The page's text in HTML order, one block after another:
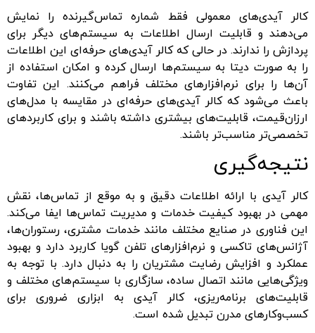
کالر آیدی‌های معمولی فقط شماره تماس‌گیرنده را نمایش
می‌دهند و قابلیت ارسال اطلاعات به سیستم‌های دیگر برای
پردازش را ندارند. در حالی که کالر آیدی‌های حرفه‌ای این اطلاعات
را به صورت دیتا به سیستم‌ها ارسال کرده و امکان استفاده از
آن‌ها را برای نرم‌افزارهای مختلف فراهم می‌کنند. این تفاوت
باعث می‌شود که کالر آیدی‌های حرفه‌ای در مقایسه با مدل‌های
ارزان‌قیمت، قابلیت‌های بیشتری داشته باشند و برای کاربردهای
تخصصی‌تر مناسب‌تر باشند.
نتیجه‌گیری
کالر آیدی با ارائه اطلاعات دقیق و به موقع از تماس‌ها، نقش
مهمی در بهبود کیفیت خدمات و مدیریت تماس‌ها ایفا می‌کند.
این فناوری در صنایع مختلف مانند خدمات مشتری، رستوران‌ها،
آژانس‌های تاکسی و نرم‌افزارهای تلفن گویا کاربرد دارد و بهبود
عملکرد و افزایش رضایت مشتریان را به دنبال دارد. با توجه به
ویژگی‌هایی مانند اتصال ساده، سازگاری با سیستم‌های مختلف و
قابلیت‌های برنامه‌ریزی، کالر آیدی به ابزاری ضروری برای
کسب‌وکارهای مدرن تبدیل شده است.